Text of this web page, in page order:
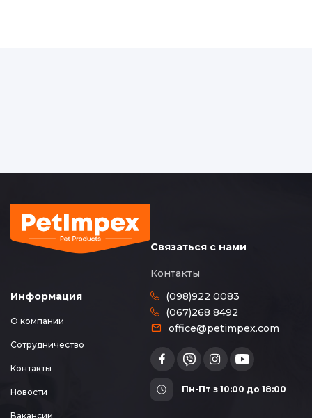
Информация
О компании
Сотрудничество
Контакты
Новости
Вакансии
Связаться с нами
Контакты
(098)922 0083
(067)268 8492
office@petimpex.com
Пн-Пт з 10:00 до 18:00